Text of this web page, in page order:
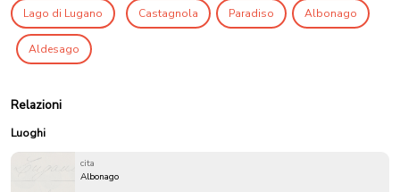
Lago di Lugano Castagnola Paradiso Albonago
Aldesago
Relazioni
Luoghi
cita
Albonago